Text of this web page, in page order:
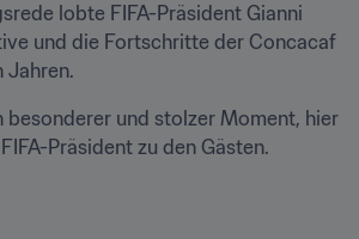
lobte FIFA-Präsident Gianni
und die Fortschritte der Concacaf
Jahren.
besonderer und stolzer Moment, hier
Präsident zu den Gästen.